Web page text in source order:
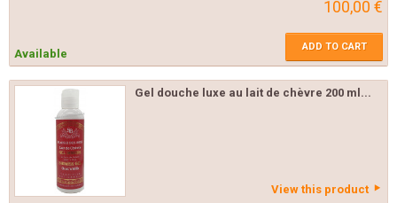
100,00 €
Available
ADD TO CART
Gel douche luxe au lait de chèvre 200 ml...
View this product